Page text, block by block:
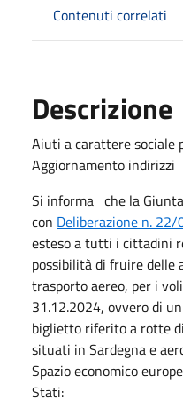
Contenuti correlati
Descrizione
Aiuti a carattere sociale
Aggiornamento indirizzi
Si informa che la
con Deliberazione n.
esteso a tutti i cittadini
possibilità di fruire delle
trasporto aereo, per i
31.12.2024, ovvero di
biglietto riferito a rotte
situati in Sardegna e
Spazio economico
Stati: